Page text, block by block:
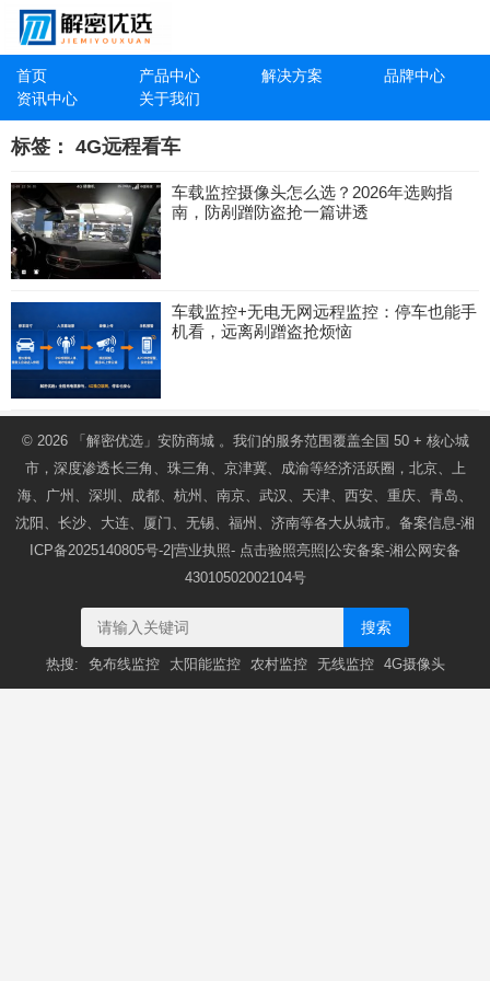
首页 产品中心 解决方案
品牌中心
资讯中心
关于我们
标签： 4G远程看车
车载监控摄像头怎么选？2026年选购指
南，防剐蹭防盗抢一篇讲透
车载监控+无电无网远程监控：停车也能手
机看，远离剐蹭盗抢烦恼
© 2026 「解密优选」安防商城。我们的服务范围覆盖全国 50 + 核心城
市，深度渗透长三角、珠三角、京津冀、成渝等经济活跃圈，北京、上
海、广州、深圳、成都、杭州、南京、武汉、天津、西安、重庆、青岛、
沈阳、长沙、大连、厦门、无锡、福州、济南等各大从城市。备案信息-湘
ICP备2025140805号-2 |营业执照- 点击验照亮照 |公安备案-湘公网安备
43010502002104号
搜索
热搜: 免布线监控 太阳能监控 农村监控 无线监控 4G摄像头